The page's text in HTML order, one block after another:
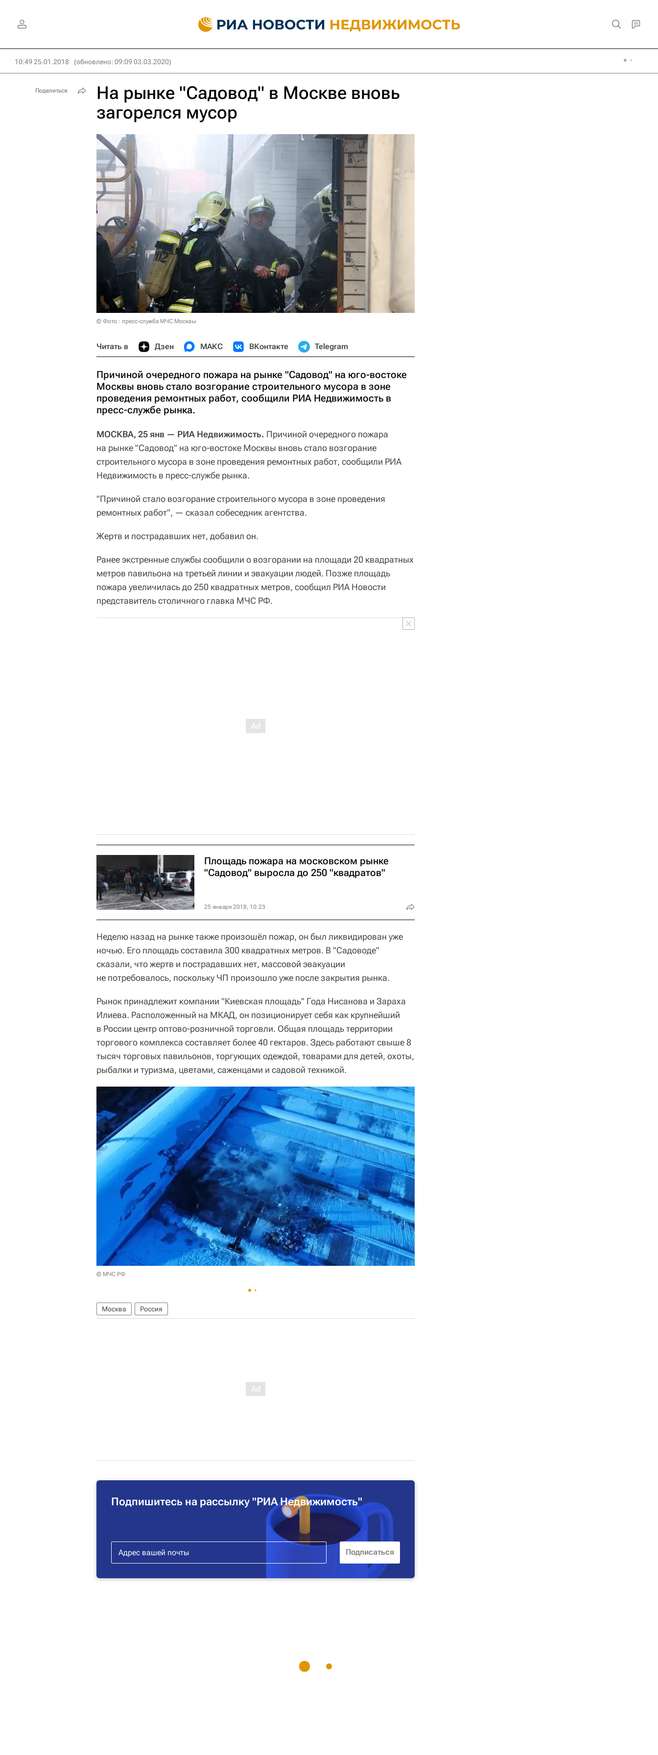
10:49 25.01.2018 (обновлено: 09:09 03.03.2020)
На рынке "Садовод" в Москве вновь
загорелся мусор
© Фото : пресс-служба МЧС Москвы
Читать в Дзен МАКС ВКонтакте Telegram
Причиной очередного пожара на рынке "Садовод" на юго-востоке
Москвы вновь стало возгорание строительного мусора в зоне
проведения ремонтных работ, сообщили РИА Недвижимость в
пресс-службе рынка.
МОСКВА, 25 янв — РИА Недвижимость. Причиной очередного пожара
на рынке "Садовод" на юго-востоке Москвы вновь стало возгорание
строительного мусора в зоне проведения ремонтных работ, сообщили РИА
Недвижимость в пресс-службе рынка.
"Причиной стало возгорание строительного мусора в зоне проведения
ремонтных работ", — сказал собеседник агентства.
Жертв и пострадавших нет, добавил он.
Ранее экстренные службы сообщили о возгорании на площади 20 квадратных
метров павильона на третьей линии и эвакуации людей. Позже площадь
пожара увеличилась до 250 квадратных метров, сообщил РИА Новости
представитель столичного главка МЧС РФ.
Площадь пожара на московском рынке
"Садовод" выросла до 250 "квадратов"
25 января 2018, 10:23
Неделю назад на рынке также произошёл пожар, он был ликвидирован уже
ночью. Его площадь составила 300 квадратных метров. В "Садоводе"
сказали, что жертв и пострадавших нет, массовой эвакуации
не потребовалось, поскольку ЧП произошло уже после закрытия рынка.
Рынок принадлежит компании "Киевская площадь" Года Нисанова и Зараха
Илиева. Расположенный на МКАД, он позиционирует себя как крупнейший
в России центр оптово-розничной торговли. Общая площадь территории
торгового комплекса составляет более 40 гектаров. Здесь работают свыше 8
тысяч торговых павильонов, торгующих одеждой, товарами для детей, охоты,
рыбалки и туризма, цветами, саженцами и садовой техникой.
© МЧС РФ
Москва Россия
Подпишитесь на рассылку "РИА Недвижимость"
Поделиться